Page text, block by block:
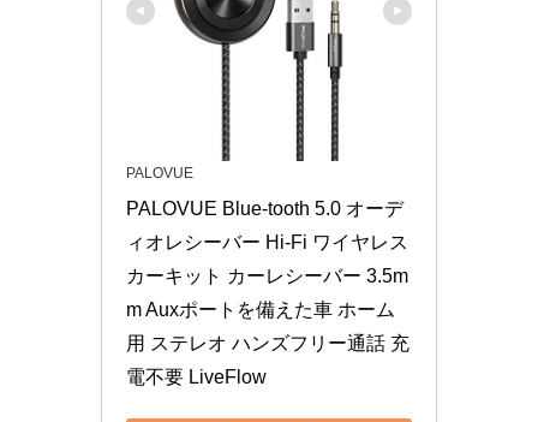
PALOVUE
PALOVUE Blue-tooth 5.0 オーデ
ィオレシーバー Hi-Fi ワイヤレス
カーキット カーレシーバー 3.5m
m Auxポートを備えた車 ホーム
用 ステレオ ハンズフリー通話 充
電不要 LiveFlow